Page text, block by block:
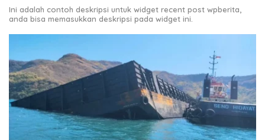
Ini adalah contoh deskripsi untuk widget recent post wpberita,
anda bisa memasukkan deskripsi pada widget ini.